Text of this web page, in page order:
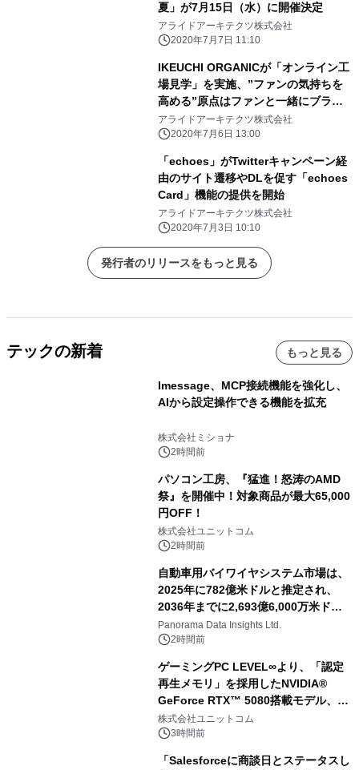
夏」が7月15日（水）に開催決定
アライドアーキテクツ株式会社
2020年7月7日 11:10
IKEUCHI ORGANICが「オンライン工
場見学」を実施、”ファンの気持ちを
高める”原点はファンと一緒にブラン
ドを創るという想い
アライドアーキテクツ株式会社
2020年7月6日 13:00
「echoes」がTwitterキャンペーン経
由のサイト遷移やDLを促す「echoes
Card」機能の提供を開始
アライドアーキテクツ株式会社
2020年7月3日 10:10
発行者のリリースをもっと見る
テックの新着 もっと見る
lmessage、MCP接続機能を強化し、
AIから設定操作できる機能を拡充
株式会社ミショナ
2時間前
パソコン工房、『猛進！怒涛のAMD
祭』を開催中！対象商品が最大65,000
円OFF！
株式会社ユニットコム
2時間前
自動車用バイワイヤシステム市場は、
2025年に782億米ドルと推定され、
2036年までに2,693億6,000万米ドル
に達すると予測されており、予測期間
（2026年～2036年）
Panorama Data Insights Ltd.
2時間前
ゲーミングPC LEVEL∞より、「認定
再生メモリ」を採用したNVIDIA®
GeForce RTX™ 5080搭載モデル、
NVIDIA® GeForce RTX™ 5070 Ti搭
載モデルを販売開始
株式会社ユニットコム
3時間前
「Salesforceに商談日とステータスし